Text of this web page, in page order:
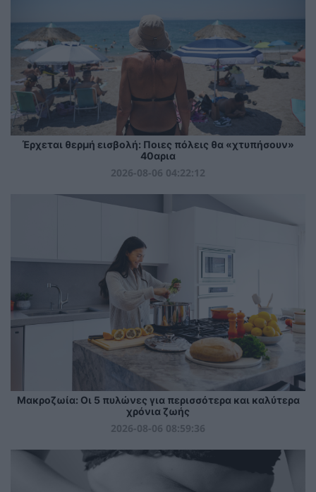
Έρχεται θερμή εισβολή: Ποιες πόλεις θα «χτυπήσουν»
40αρια
2026-08-06 04:22:12
Mακροζωία: Οι 5 πυλώνες για περισσότερα και καλύτερα
χρόνια ζωής
2026-08-06 08:59:36